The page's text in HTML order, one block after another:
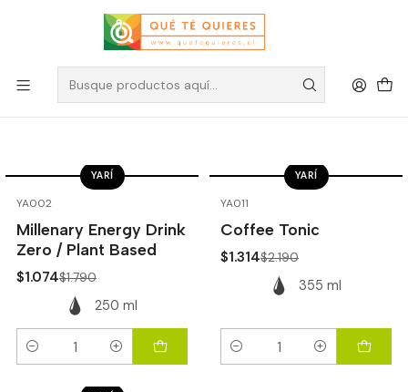
Energy Drinks
Filtros
YA002
YARÍ
Millenary Energy Drink
Zero / Plant Based
$1.074$1.790
250 ml
Cantidad
YA011
YARÍ
Coffee Tonic
$1.314$2.190
355 ml
Cantidad